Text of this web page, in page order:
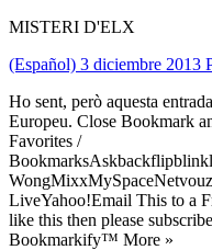
MISTERI D'ELX
(Español) 3 diciembre 2013
Ho sent, però aquesta
Europeu. Close Bookmark
Favorites /
LiveYahoo!Email This to
like this then please
Bookmarkify™ More »